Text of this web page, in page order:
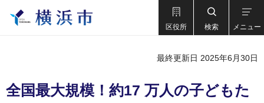
区役所 検索 メニュー
最終更新日 2025年6月30日
全国最大規模！約17 万人の子どもた